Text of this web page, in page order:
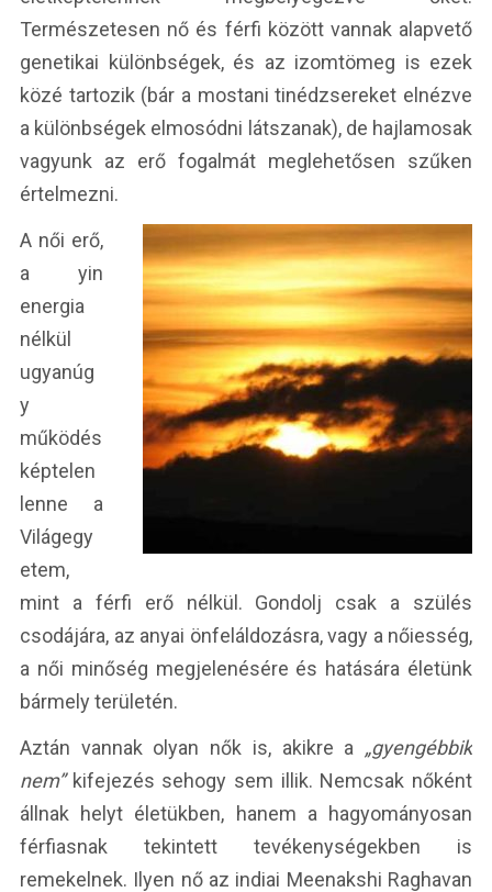
Természetesen nő és férfi között vannak alapvető
genetikai különbségek, és az izomtömeg is ezek
közé tartozik (bár a mostani tinédzsereket elnézve
a különbségek elmosódni látszanak), de hajlamosak
vagyunk az erő fogalmát meglehetősen szűken
értelmezni.
A női erő,
a yin
energia
nélkül
ugyanúg
y
működés
képtelen
lenne a
Világegy
etem,
mint a férfi erő nélkül. Gondolj csak a szülés
csodájára, az anyai önfeláldozásra, vagy a nőiesség,
a női minőség megjelenésére és hatására életünk
bármely területén.
Aztán vannak olyan nők is, akikre a „gyengébbik
nem”kifejezés sehogy sem illik. Nemcsak nőként
állnak helyt életükben, hanem a hagyományosan
férfiasnak tekintett tevékenységekben is
remekelnek. Ilyen nő az indiai Meenakshi Raghavan